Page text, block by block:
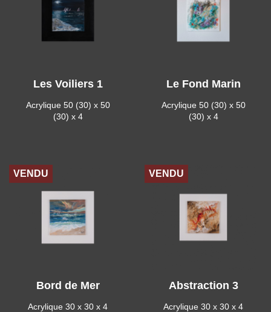
Les Voiliers 1
Acrylique 50 (30) x 50
(30) x 4
Le Fond Marin
Acrylique 50 (30) x 50
(30) x 4
Bord de Mer
Acrylique 30 x 30 x 4
VENDU
Abstraction 3
Acrylique 30 x 30 x 4
VENDU